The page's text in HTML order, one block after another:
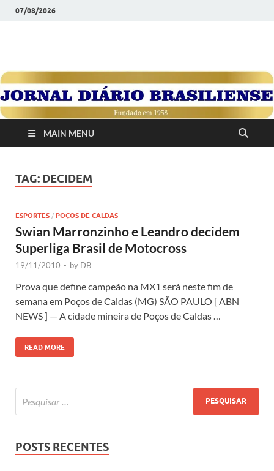
07/08/2026
JORNAL DIÁRIO
BRASILIENSE
1958
MAIN MENU
TAG: DECIDEM
ESPORTES / POÇOS DE CALDAS
Swian Marronzinho e Leandro decidem
Superliga Brasil de Motocross
19/11/2010 - by DB
Prova que define campeão na MX1 será neste fim de
semana em Poços de Caldas (MG) SÃO PAULO [ ABN
NEWS ] — A cidade mineira de Poços de Caldas …
READ MORE
POSTS RECENTES